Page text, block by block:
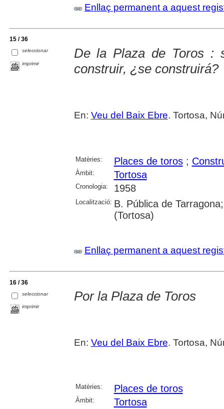
Enllaç permanent a aquest
15 / 36
seleccionar
imprimir
De la Plaza de Toros :
construir, ¿se construirá?
En: Veu del Baix Ebre. Tortosa,
Matèries: Places de toros;
Àmbit: Tortosa
Cronologia: 1958
Localització: B. Pública de
(Tortosa)
Enllaç permanent a aquest
16 / 36
seleccionar
imprimir
Por la Plaza de Toros
En: Veu del Baix Ebre. Tortosa,
Matèries: Places de toros
Àmbit: Tortosa